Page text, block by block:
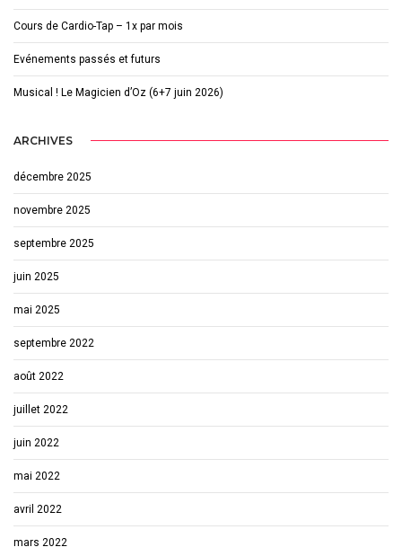
Cours de Cardio-Tap – 1x par mois
Evénements passés et futurs
Musical ! Le Magicien d’Oz (6+7 juin 2026)
ARCHIVES
décembre 2025
novembre 2025
septembre 2025
juin 2025
mai 2025
septembre 2022
août 2022
juillet 2022
juin 2022
mai 2022
avril 2022
mars 2022